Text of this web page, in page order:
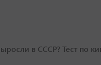
в СССР? Тест по